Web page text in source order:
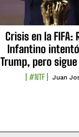
Crisis en la FIFA:
Infantino
Trump, pero
#NTF Juan